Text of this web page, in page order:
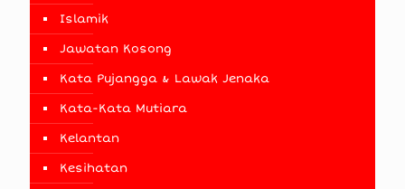
Islamik
Jawatan Kosong
Kata Pujangga & Lawak Jenaka
Kata-Kata Mutiara
Kelantan
Kesihatan